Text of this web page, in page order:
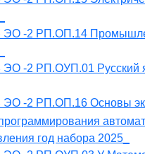
ЭО -2 РП.ОП.14
ЭО -2 РП.ОУП.01 Русский
ЭО -2 РП.ОП.16 Основы
год набора 2025_